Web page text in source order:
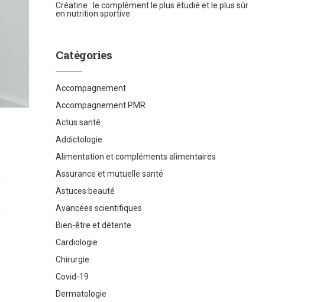
Créatine : le complément le plus étudié et le plus sûr
en nutrition sportive
Catégories
Accompagnement
Accompagnement PMR
Actus santé
Addictologie
Alimentation et compléments alimentaires
Assurance et mutuelle santé
Astuces beauté
Avancées scientifiques
Bien-être et détente
Cardiologie
Chirurgie
Covid-19
Dermatologie